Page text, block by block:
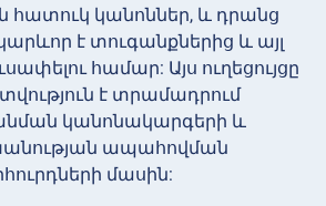
հատուկ կանոններ, և դրանց
է տուգանքներից և այլ
համար: Այս ուղեցույցը
է տրամադրում
կանոնակարգերի և
ապահովման
մասին: